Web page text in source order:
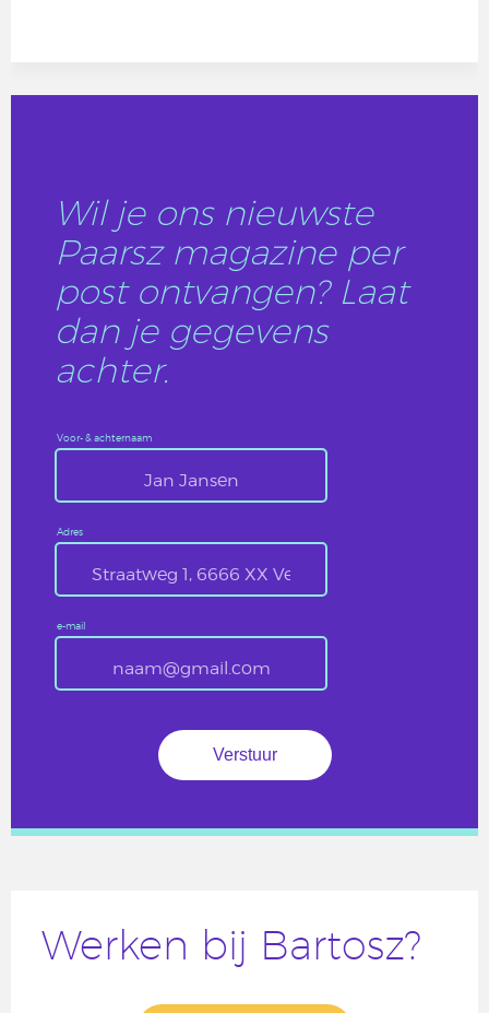
Wil je ons nieuwste
Paarsz magazine per
post ontvangen? Laat
dan je gegevens
achter.
Voor- & achternaam
Adres
e-mail
Werken bij Bartosz?